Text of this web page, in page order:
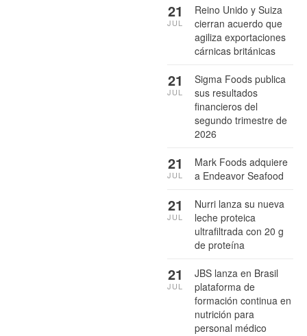
Reino Unido y Suiza
cierran acuerdo que
agiliza exportaciones
cárnicas británicas
21
JUL
Sigma Foods publica
sus resultados
financieros del
segundo trimestre de
2026
21
JUL
Mark Foods adquiere
a Endeavor Seafood
21
JUL
Nurri lanza su nueva
leche proteica
ultrafiltrada con 20 g
de proteína
21
JUL
JBS lanza en Brasil
plataforma de
formación continua en
nutrición para
personal médico
21
JUL